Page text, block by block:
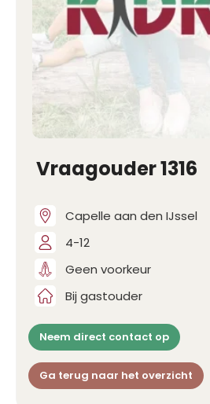
Vraagouder 1316
Capelle aan den IJssel
4-12
Geen voorkeur
Bij gastouder
Neem direct contact op
Ga terug naar het overzicht